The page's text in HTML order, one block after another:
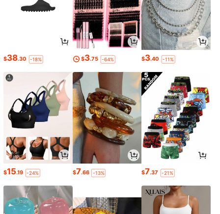
$38.30 -18% $3.75 -64% $3.40 -11%
$15.19 -24% $7.66 -13% $7.37 -21%